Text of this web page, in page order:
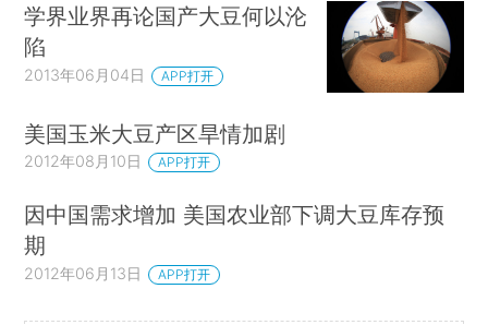
学界业界再论国产大豆何以沦
陷
2013年06月04日 APP打开
美国玉米大豆产区旱情加剧
2012年08月10日 APP打开
因中国需求增加 美国农业部下调大豆库存预
期
2012年06月13日 APP打开